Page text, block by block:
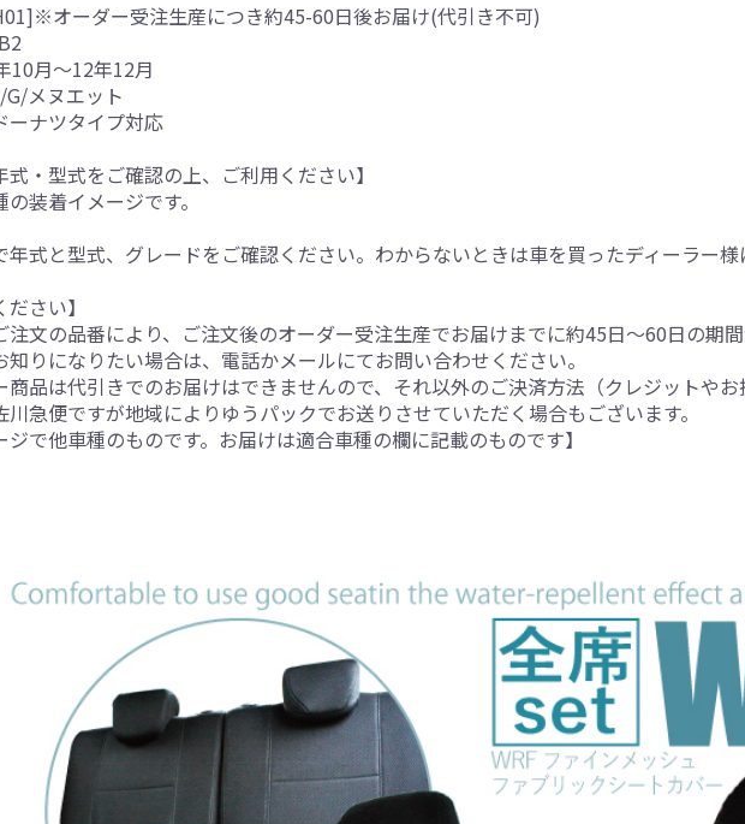
オーダー受注生産につき約45-60日後お届け(代引き不可)
10月～12年12月
メヌエット
ナツタイプ対応
式・型式をご確認の上、ご利用ください】
装着イメージです。
式と型式、グレードをご確認ください。わからないときは車を買ったディーラー様
ださい】
文の品番により、ご注文後のオーダー受注生産でお届けまでに約45日～60日の期間
知りになりたい場合は、電話かメールにてお問い合わせください。
商品は代引きでのお届けはできませんので、それ以外のご決済方法（クレジットやお
川急便ですが地域によりゆうパックでお送りさせていただく場合もございます。
ジで他車種のものです。お届けは適合車種の欄に記載のものです】